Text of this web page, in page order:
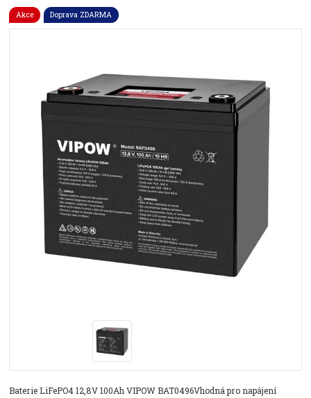
Akce Doprava ZDARMA
Baterie LiFePO4 12,8V 100Ah VIPOW BAT0496Vhodná pro napájení